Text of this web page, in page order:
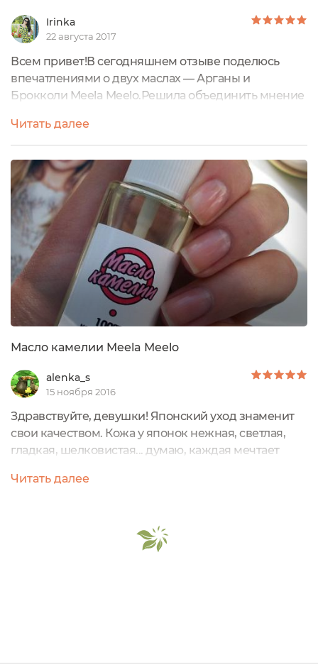
Irinka
22 августа 2017
Всем привет!В сегодняшнем отзыве поделюсь
впечатлениями о двух маслах — Арганы и
Брокколи Meela Meelo.Решила объединить мнение
действию и поделиться своими впечатлениями.Я
их планировала использовать для ухода за
волосами, но поняла, что только для волос
флакончиков масла по 50 мл много, и стала
применять их и для ухода за телом. В частности -
как антицеллюлитные...
Читать далее
Масло камелии Meela Meelo
alenka_s
15 ноября 2016
Здравствуйте, девушки! Японский уход знаменит
свои качеством. Кожа у японок нежная, светлая,
гладкая, шелковистая... думаю, каждая мечтает
более, кожа у меня сухая, обезвоженная и
треть масла составляет олеиновая кислота, также в
составе есть витамины А, Е и прочие...
Читать далее